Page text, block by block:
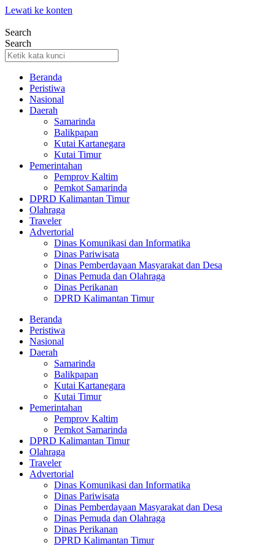
Lewati ke konten
Search
Search
Beranda
Peristiwa
Nasional
Daerah
Samarinda
Balikpapan
Kutai Kartanegara
Kutai Timur
Pemerintahan
Pemprov Kaltim
Pemkot Samarinda
DPRD Kalimantan Timur
Olahraga
Traveler
Advertorial
Dinas Komunikasi dan Informatika
Dinas Pariwisata
Dinas Pemberdayaan Masyarakat dan Desa
Dinas Pemuda dan Olahraga
Dinas Perikanan
DPRD Kalimantan Timur
Beranda
Peristiwa
Nasional
Daerah
Samarinda
Balikpapan
Kutai Kartanegara
Kutai Timur
Pemerintahan
Pemprov Kaltim
Pemkot Samarinda
DPRD Kalimantan Timur
Olahraga
Traveler
Advertorial
Dinas Komunikasi dan Informatika
Dinas Pariwisata
Dinas Pemberdayaan Masyarakat dan Desa
Dinas Pemuda dan Olahraga
Dinas Perikanan
DPRD Kalimantan Timur